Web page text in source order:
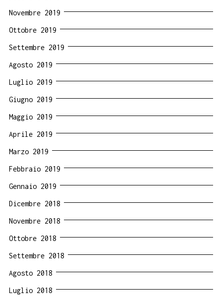
Novembre 2019
Ottobre 2019
Settembre 2019
Agosto 2019
Luglio 2019
Giugno 2019
Maggio 2019
Aprile 2019
Marzo 2019
Febbraio 2019
Gennaio 2019
Dicembre 2018
Novembre 2018
Ottobre 2018
Settembre 2018
Agosto 2018
Luglio 2018